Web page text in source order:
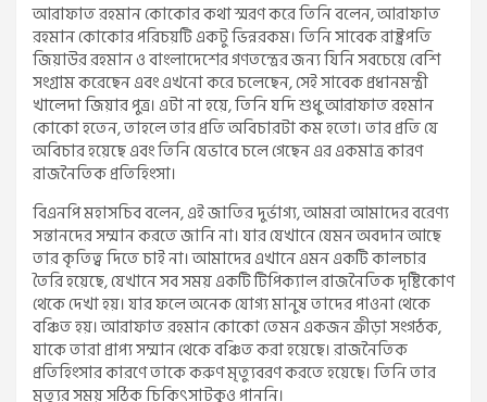
আরাফাত রহমান কোকোর কথা স্মরণ করে তিনি বলেন, আরাফাত
রহমান কোকোর পরিচয়টি একটু ভিন্নরকম। তিনি সাবেক রাষ্ট্রপতি
জিয়াউর রহমান ও বাংলাদেশের গণতন্ত্রের জন্য যিনি সবচেয়ে বেশি
সংগ্রাম করেছেন এবং এখনো করে চলেছেন, সেই সাবেক প্রধানমন্ত্রী
খালেদা জিয়ার পুত্র। এটা না হয়ে, তিনি যদি শুধু আরাফাত রহমান
কোকো হতেন, তাহলে তার প্রতি অবিচারটা কম হতো। তার প্রতি যে
অবিচার হয়েছে এবং তিনি যেভাবে চলে গেছেন এর একমাত্র কারণ
রাজনৈতিক প্রতিহিংসা।
বিএনপি মহাসচিব বলেন, এই জাতির দুর্ভাগ্য, আমরা আমাদের বরেণ্য
সন্তানদের সম্মান করতে জানি না। যার যেখানে যেমন অবদান আছে
তার কৃতিত্ব দিতে চাই না। আমাদের এখানে এমন একটি কালচার
তৈরি হয়েছে, যেখানে সব সময় একটি টিপিক্যাল রাজনৈতিক দৃষ্টিকোণ
থেকে দেখা হয়। যার ফলে অনেক যোগ্য মানুষ তাদের পাওনা থেকে
বঞ্চিত হয়। আরাফাত রহমান কোকো তেমন একজন ক্রীড়া সংগঠক,
যাকে তারা প্রাপ্য সম্মান থেকে বঞ্চিত করা হয়েছে। রাজনৈতিক
প্রতিহিংসার কারণে তাকে করুণ মৃত্যুবরণ করতে হয়েছে। তিনি তার
মৃত্যুর সময় সঠিক চিকিৎসাটুকুও পাননি।